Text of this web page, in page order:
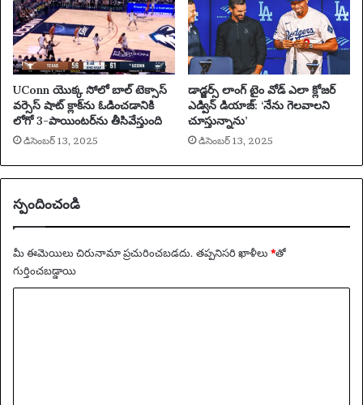
UConn యొక్క సోలో బాల్ టెక్సాస్
వర్సెస్ షాట్ క్లాక్‌ను ఓడించడానికి
లోగో 3-పాయింటర్‌ను తీసివేస్తుంది
డిసెంబర్ 13, 2025
డాడ్జర్స్ లాంగ్ టైం వోడ్ ఎలా క్లోజర్
ఎడ్విన్ డియాజ్: ‘నేను గెలవాలని
చూస్తున్నాను’
డిసెంబర్ 13, 2025
స్పందించండి
మీ ఈమెయిలు చిరునామా ప్రచురించబడదు. తప్పనిసరి ఖాళీలు *‌తో
గుర్తించబడ్డాయి